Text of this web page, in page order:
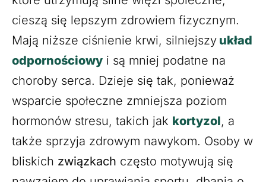
cieszą się lepszym zdrowiem fizycznym.
Mają niższe ciśnienie krwi, silniejszy układ
odpornościowy i są mniej podatne na
choroby serca. Dzieje się tak, ponieważ
wsparcie społeczne zmniejsza poziom
hormonów stresu, takich jak kortyzol, a
także sprzyja zdrowym nawykom. Osoby w
bliskich związkach często motywują się